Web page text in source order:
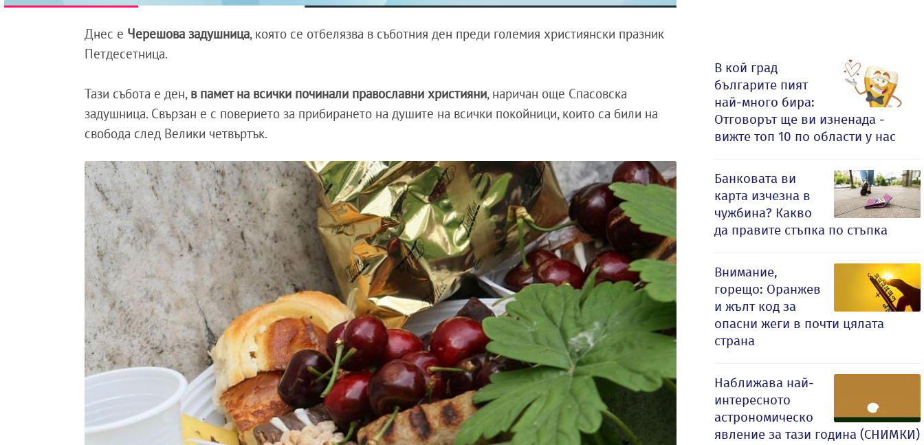
Днес е Черешова задушница, която се отбелязва в съботния ден преди големия християнски празник
Петдесетница.
Тази събота е ден, в памет на всички починали православни християни, наричан още Спасовска
задушница. Свързан е с поверието за прибирането на душите на всички покойници, които са били на
свобода след Велики четвъртък.
В кой град
българите пият
най-много бира:
Отговорът ще ви изненада -
вижте топ 10 по области у нас
Банковата ви
карта изчезна в
чужбина? Какво
да правите стъпка по стъпка
Внимание,
горещо: Оранжев
и жълт код за
опасни жеги в почти цялата
страна
Наближава най-
интересното
астрономическо
явление за тази година (СНИМКИ)